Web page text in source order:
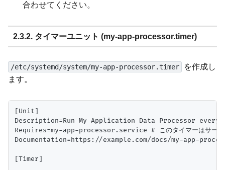
合わせてください。
2.3.2. タイマーユニット (my-app-processor.timer)
/etc/systemd/system/my-app-processor.timer
を作成し
ます。
[Unit]
Description=Run My Application Data Processor every
Requires=my-app-processor.service # このタイマーはサービ
Documentation=https://example.com/docs/my-app-
[Timer]